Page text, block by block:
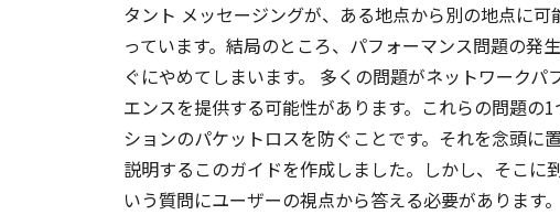
タント メッセージングが、ある地点から別の地点に
っています。結局のところ、パフォーマンス問題の発
ぐにやめてしまいます。 多くの問題がネットワーク
エンスを提供する可能性があります。これらの問題の
ションのパケットロスを防ぐことです。それを念頭に
説明するこのガイドを作成しました。しかし、そこに
いう質問にユーザーの視点から答える必要があります。